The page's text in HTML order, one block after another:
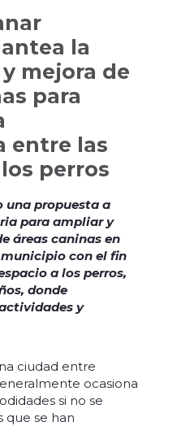
la
mejora de
para
entre las
perros
una propuesta a
para ampliar y
áreas caninas en
con el fin
a los perros,
donde
y
ciudad entre
ocasiona
si no se
que se han